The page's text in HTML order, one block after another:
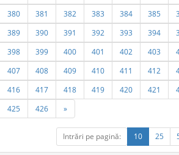
380
381 382 383 384 385
389
390 391 392 393 394
398
399 400 401 402 403
407
408 409 410 411 412
416
417 418 419 420 421
425
426 »
Intrări pe pagină: 10 25